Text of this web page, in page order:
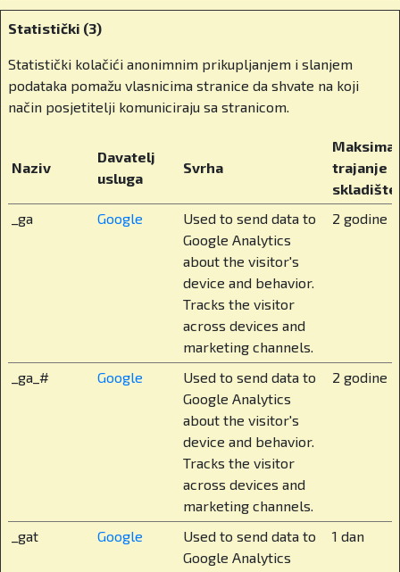
za vaše učenike? Kako izgleda svakodnevica
učenika u BISZ-u? Govorimo o školi u kojoj
svijeta.
Točno. Imamo jako multikulturalno okruženje, a
održava na engleskom, ali niži razredi uključuju i
hrvatski jezik kako bismo očuvali lokalnu
povezanost. Internat je dostupan starijim
učenicima i nudi potpunu brigu, od mentorstva,
prehrane do izvannastavnih aktivnosti. To
uključuje razne sportove, glazbu, likovne
radionice, kritičko mišljenje, građanski odgoj, koji
je kod nas već standard u višim razredima, dok se
o njemu u javnim školama još uvijek lome koplja.
Sigurnost je roditeljima često najvažnija
tema. Kako je riješena kod vas?
Imamo zatvoreni kampus na 25.000 m² s 82
sigurnosne kamere koje pokrivaju svaki zaštitni
perimetar, 24/7 osiguranjem i kontroliranim
pristupom. Čak i roditelji dolaze po dogovoru,
odnosno moraju se najaviti. Djeca su potpuno u
sigurnom i nadziranom okruženju. Ali sigurnost
za nas nije samo fizička, zaključana vrata i
Statistički (3)
Statistički kolačići anonimnim prikupljanjem i slanjem
podataka pomažu vlasnicima stranice da shvate na koji
način posjetitelji komuniciraju sa stranicom.
Naziv
Davatelj
usluga
Svrha
trajanje
_ga
Google
Used to send data to
Google Analytics
about the visitor's
device and behavior.
Tracks the visitor
across devices and
marketing channels.
2 godine
_ga_# Google
Used to send data to
Google Analytics
about the visitor's
device and behavior.
Tracks the visitor
across devices and
marketing channels.
2 godine
_gat Google
Used to send data to
Google Analytics
1 dan